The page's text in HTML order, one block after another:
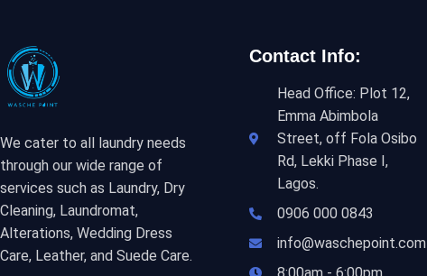
We cater to all laundry needs
through our wide range of
services such as Laundry, Dry
Cleaning, Laundromat,
Alterations, Wedding Dress
Care, Leather, and Suede Care.
Contact Info:
Head Office: Plot 12,
Emma Abimbola
Street, off Fola Osibo
Rd, Lekki Phase I,
Lagos.
0906 000 0843
info@waschepoint.com